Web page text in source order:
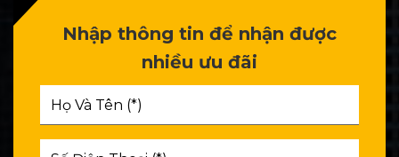
Nhập thông tin để nhận được
nhiều ưu đãi